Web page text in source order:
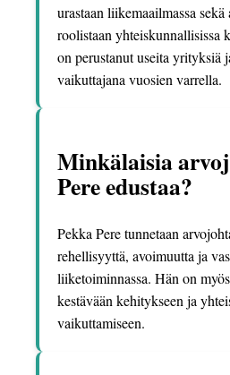
urastaan liikemaailmassa sekä
roolistaan yhteiskunnallisissa
on perustanut useita yrityksiä
vaikuttajana vuosien varrella.
Minkälaisia
Pere edustaa?
Pekka Pere tunnetaan
rehellisyyttä, avoimuutta ja
liiketoiminnassa. Hän on
kestävään kehitykseen ja
vaikuttamiseen.